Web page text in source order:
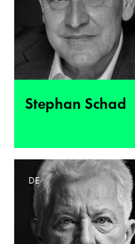
Stephan Schad
DE